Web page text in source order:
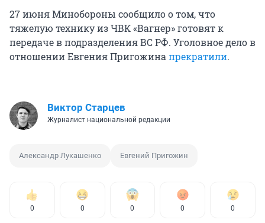
27 июня Минобороны сообщило о том, что
тяжелую технику из ЧВК «Вагнер» готовят к
передаче в подразделения ВС РФ. Уголовное дело в
отношении Евгения Пригожина прекратили.
Виктор Старцев
Журналист национальной редакции
Александр Лукашенко Евгений Пригожин
0 0 0 0 0